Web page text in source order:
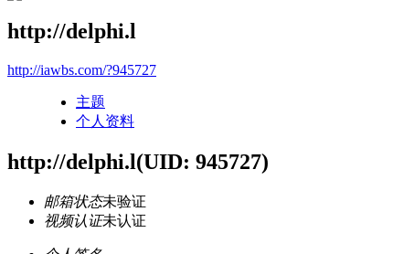
http://delphi.l
http://iawbs.com/?945727
主题
个人资料
http://delphi.l(UID: 945727)
邮箱状态未验证
视频认证未认证